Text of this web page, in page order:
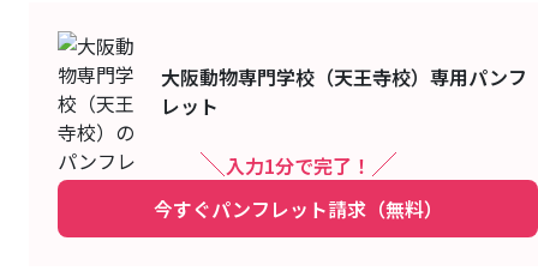
大阪動物専門学校（天王寺校） 専用パンフ
レット
入力1分で完了！
今すぐパンフレット請求（無料）